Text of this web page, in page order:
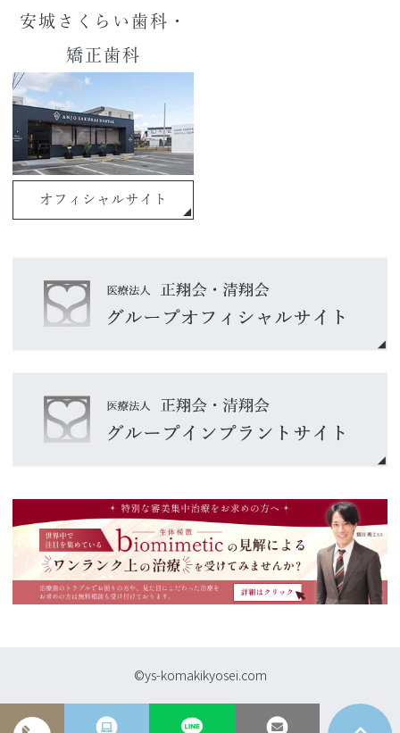
安城さくらい歯科・
矯正歯科
オフィシャルサイト
©ys-komakikyosei.com